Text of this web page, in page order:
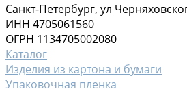
Санкт-Петербург, ул
ИНН 4705061560
ОГРН 1134705002080
Каталог
Изделия из картона и бумаги
Упаковочная пленка